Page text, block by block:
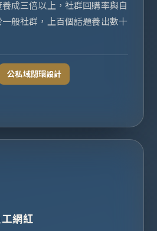
成三倍以上，社群回購率與自
般社群，上百個話題養出數十
公私域閉環設計
網紅